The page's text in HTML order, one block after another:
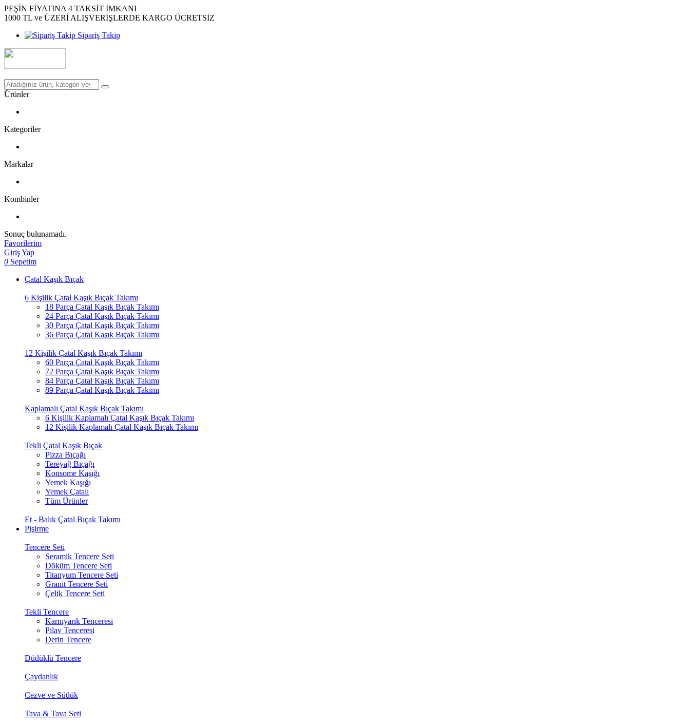
PEŞİN FİYATINA 4 TAKSİT İMKANI
1000 TL ve ÜZERİ ALIŞVERİŞLERDE KARGO ÜCRETSİZ
Sipariş Takip
Ürünler
Kategoriler
Markalar
Kombinler
Sonuç bulunamadı.
Favorilerim
Giriş Yap
0 Sepetim
Çatal Kaşık Bıçak
6 Kişilik Çatal Kaşık Bıçak Takımı
18 Parça Çatal Kaşık Bıçak Takımı
24 Parça Çatal Kaşık Bıçak Takımı
30 Parça Çatal Kaşık Bıçak Takımı
36 Parça Çatal Kaşık Bıçak Takımı
12 Kişilik Çatal Kaşık Bıçak Takımı
60 Parça Çatal Kaşık Bıçak Takımı
72 Parça Çatal Kaşık Bıçak Takımı
84 Parça Çatal Kaşık Bıçak Takımı
89 Parça Çatal Kaşık Bıçak Takımı
Kaplamalı Çatal Kaşık Bıçak Takımı
6 Kişilik Kaplamalı Çatal Kaşık Bıçak Takımı
12 Kişilik Kaplamalı Çatal Kaşık Bıçak Takımı
Tekli Çatal Kaşık Bıçak
Pizza Bıçağı
Tereyağ Bıçağı
Konsome Kaşığı
Yemek Kaşığı
Yemek Çatalı
Tüm Ürünler
Et - Balık Çatal Bıçak Takımı
Pişirme
Tencere Seti
Seramik Tencere Seti
Döküm Tencere Seti
Titanyum Tencere Seti
Granit Tencere Seti
Çelik Tencere Seti
Tekli Tencere
Karnıyarık Tenceresi
Pilav Tenceresi
Derin Tencere
Düdüklü Tencere
Çaydanlık
Cezve ve Sütlük
Tava & Tava Seti